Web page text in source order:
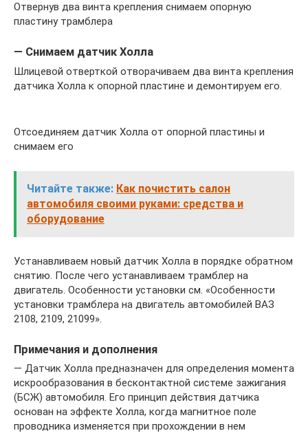
Отвернув два винта крепления снимаем опорную
пластину трамблера
— Снимаем датчик Холла
Шлицевой отверткой отворачиваем два винта крепления
датчика Холла к опорной пластине и демонтируем его.
Отсоединяем датчик Холла от опорной пластины и
снимаем его
Читайте также: Как почистить салон
автомобиля своими руками: средства и
оборудование
Устанавливаем новый датчик Холла в порядке обратном
снятию. После чего устанавливаем трамблер на
двигатель. Особенности установки см. «Особенности
установки трамблера на двигатель автомобилей ВАЗ
2108, 2109, 21099».
Примечания и дополнения
— Датчик Холла предназначен для определения момента
искрообразования в бесконтактной системе зажигания
(БСЖ) автомобиля. Его принцип действия датчика
основан на эффекте Холла, когда магнитное поле
проводника изменяется при прохождении в нем